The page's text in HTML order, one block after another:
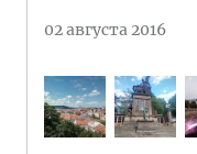
02 августа 2016